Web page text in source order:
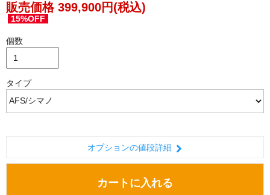
販売価格 399,900円(税込)
15%OFF
個数
タイプ
オプションの値段詳細
カートに入れる